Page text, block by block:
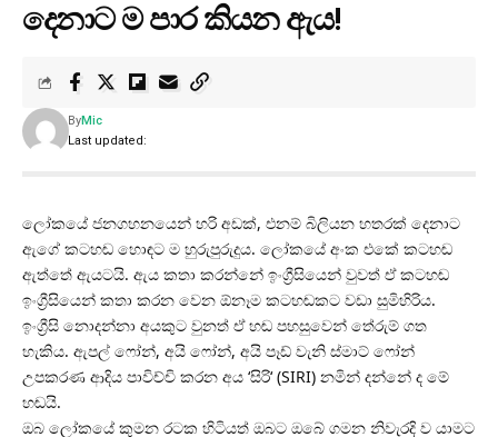
දෙනාට ම පාර කියන ඇය!
Last updated:
ByMic
ලෝකයේ ජනගහනයෙන් හරි අඩක්, එනම් බිලියන හතරක් දෙනාට
ඇගේ කටහඬ හොඳට ම හුරුපුරුදුය. ලෝකයේ අංක එකේ කටහඬ
ඇත්තේ ඇයටයි. ඇය කතා කරන්නේ ඉංග්‍රීසියෙන් වුවත් ඒ කටහඬ
ඉංග්‍රීසියෙන් කතා කරන වෙන ඕනෑම කටහඬකට වඩා සුමිහිරිය.
ඉංග්‍රීසි නොදන්නා අයකුට වුනත් ඒ හඬ පහසුවෙන් තේරුම් ගත
හැකිය. ඇපල් ෆෝන්, අයි ෆෝන්, අයි පෑඩ් වැනි ස්මාට් ෆෝන්
උපකරණ ආදිය පාවිච්චි කරන අය ‘සිරි‘ (SIRI) නමින් දන්නේ ද මේ
හඬයි.
ඔබ ලෝකයේ කුමන රටක හිටියත් ඔබට ඔබේ ගමන නිවැරදි ව යාමට